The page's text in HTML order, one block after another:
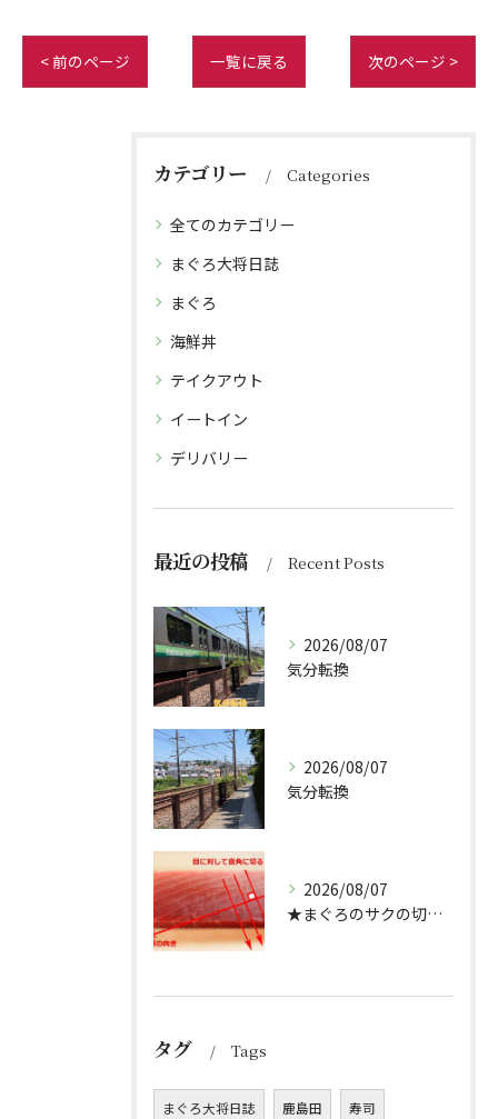
< 前のページ 一覧に戻る 次のページ >
カテゴリー Categories
全てのカテゴリー
まぐろ大将日誌
まぐろ
海鮮丼
テイクアウト
イートイン
デリバリー
最近の投稿 Recent Posts
2026/08/07
気分転換
2026/08/07
気分転換
2026/08/07
★まぐろのサクの切り方★
タグ Tags
まぐろ大将日誌 鹿島田 寿司